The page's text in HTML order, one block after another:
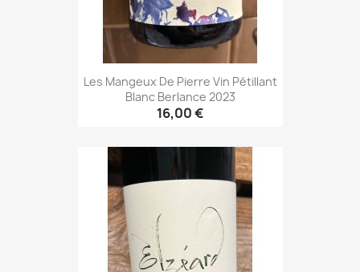
Les Mangeux De Pierre Vin Pétillant
Blanc Berlance 2023
16,00 €